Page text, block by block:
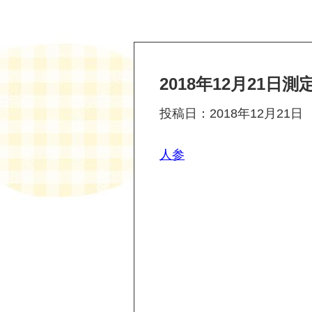
2018年12月21日測
投稿日：2018年12月21日
人参